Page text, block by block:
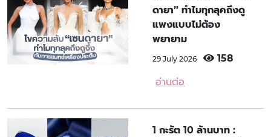
ดายา” ทำไมทุกลุคถึงดู
แพงแบบไม่ต้อง
พยายาม
29 July 2026 158
อ่านต่อ
1 กะรัต 10 ล้านบาท :